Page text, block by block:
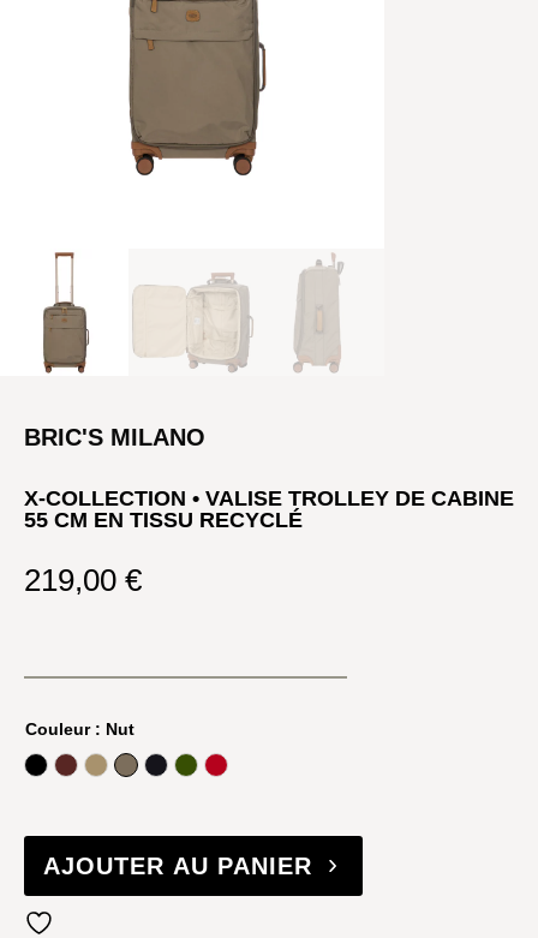
BRIC'S MILANO
X-COLLECTION • VALISE TROLLEY DE CABINE
55 CM EN TISSU RECYCLÉ
219,00 €
Couleur: Nut
BlackBordeaux
Havane
NutOcean Blue
OliveRouge
AJOUTER AU PANIER